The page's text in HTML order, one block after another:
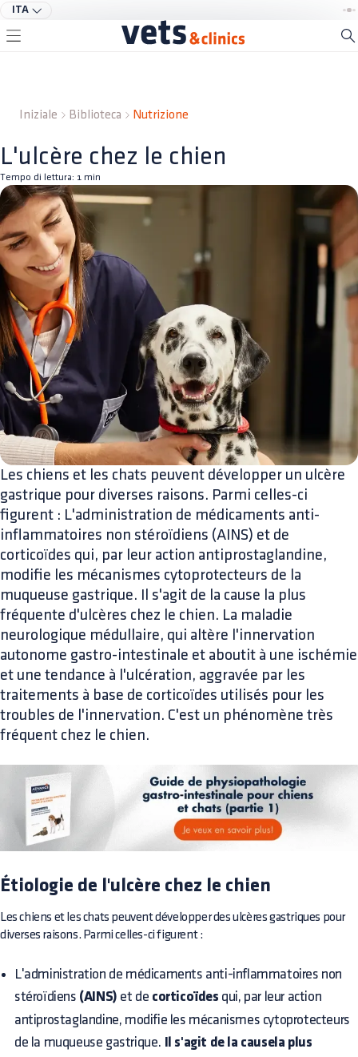
ITA
Iniziale Biblioteca Nutrizione
L'ulcère chez le chien
Tempo di lettura: 1 min
Les chiens et les chats peuvent développer un ulcère
gastrique pour diverses raisons. Parmi celles-ci
figurent : L'administration de médicaments anti-
inflammatoires non stéroïdiens (AINS) et de
corticoïdes qui, par leur action antiprostaglandine,
modifie les mécanismes cytoprotecteurs de la
muqueuse gastrique. Il s'agit de la cause la plus
fréquente d'ulcères chez le chien. La maladie
neurologique médullaire, qui altère l'innervation
autonome gastro-intestinale et aboutit à une ischémie
et une tendance à l'ulcération, aggravée par les
traitements à base de corticoïdes utilisés pour les
troubles de l'innervation. C'est un phénomène très
fréquent chez le chien.
Étiologie de l'ulcère chez le chien
Les chiens et les chats peuvent développer des ulcères gastriques pour
diverses raisons. Parmi celles-ci figurent :
L'administration de médicaments anti-inflammatoires non
stéroïdiens (AINS) et de corticoïdes qui, par leur action
antiprostaglandine, modifie les mécanismes cytoprotecteurs
de la muqueuse gastrique.
Il s'agit de la causela plus